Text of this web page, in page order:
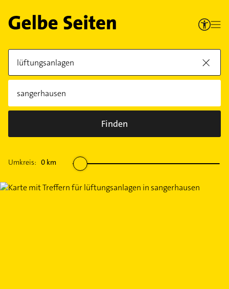
Finden
Umkreis: 0 km